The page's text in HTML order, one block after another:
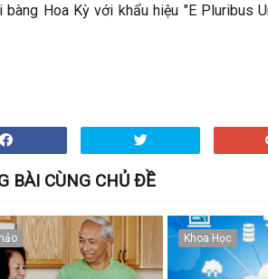
bàng Hoa Kỳ với khẩu hiệu "E Pluribus
BÀI CÙNG CHỦ ĐỀ
Khoa Học